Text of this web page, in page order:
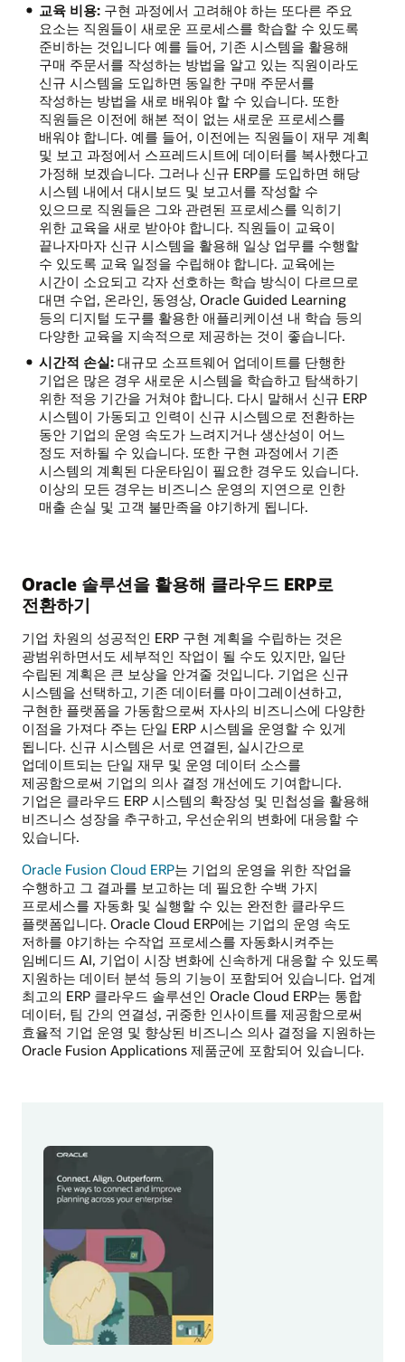
교육 비용:구현 과정에서 고려해야 하는 또다른 주요
요소는 직원들이 새로운 프로세스를 학습할 수 있도록
준비하는 것입니다 예를 들어, 기존 시스템을 활용해
구매 주문서를 작성하는 방법을 알고 있는 직원이라도
신규 시스템을 도입하면 동일한 구매 주문서를
작성하는 방법을 새로 배워야 할 수 있습니다. 또한
직원들은 이전에 해본 적이 없는 새로운 프로세스를
배워야 합니다. 예를 들어, 이전에는 직원들이 재무 계획
및 보고 과정에서 스프레드시트에 데이터를 복사했다고
가정해 보겠습니다. 그러나 신규 ERP를 도입하면 해당
시스템 내에서 대시보드 및 보고서를 작성할 수
있으므로 직원들은 그와 관련된 프로세스를 익히기
위한 교육을 새로 받아야 합니다. 직원들이 교육이
끝나자마자 신규 시스템을 활용해 일상 업무를 수행할
수 있도록 교육 일정을 수립해야 합니다. 교육에는
시간이 소요되고 각자 선호하는 학습 방식이 다르므로
대면 수업, 온라인, 동영상, Oracle Guided Learning
등의 디지털 도구를 활용한 애플리케이션 내 학습 등의
다양한 교육을 지속적으로 제공하는 것이 좋습니다.
시간적 손실:대규모 소프트웨어 업데이트를 단행한
기업은 많은 경우 새로운 시스템을 학습하고 탐색하기
위한 적응 기간을 거쳐야 합니다. 다시 말해서 신규 ERP
시스템이 가동되고 인력이 신규 시스템으로 전환하는
동안 기업의 운영 속도가 느려지거나 생산성이 어느
정도 저하될 수 있습니다. 또한 구현 과정에서 기존
시스템의 계획된 다운타임이 필요한 경우도 있습니다.
이상의 모든 경우는 비즈니스 운영의 지연으로 인한
매출 손실 및 고객 불만족을 야기하게 됩니다.
Oracle 솔루션을 활용해 클라우드 ERP로
전환하기
기업 차원의 성공적인 ERP 구현 계획을 수립하는 것은
광범위하면서도 세부적인 작업이 될 수도 있지만, 일단
수립된 계획은 큰 보상을 안겨줄 것입니다. 기업은 신규
시스템을 선택하고, 기존 데이터를 마이그레이션하고,
구현한 플랫폼을 가동함으로써 자사의 비즈니스에 다양한
이점을 가져다 주는 단일 ERP 시스템을 운영할 수 있게
됩니다. 신규 시스템은 서로 연결된, 실시간으로
업데이트되는 단일 재무 및 운영 데이터 소스를
제공함으로써 기업의 의사 결정 개선에도 기여합니다.
기업은 클라우드 ERP 시스템의 확장성 및 민첩성을 활용해
비즈니스 성장을 추구하고, 우선순위의 변화에 대응할 수
있습니다.
Oracle Fusion Cloud ERP는 기업의 운영을 위한 작업을
수행하고 그 결과를 보고하는 데 필요한 수백 가지
프로세스를 자동화 및 실행할 수 있는 완전한 클라우드
플랫폼입니다. Oracle Cloud ERP에는 기업의 운영 속도
저하를 야기하는 수작업 프로세스를 자동화시켜주는
임베디드 AI, 기업이 시장 변화에 신속하게 대응할 수 있도록
지원하는 데이터 분석 등의 기능이 포함되어 있습니다. 업계
최고의 ERP 클라우드 솔루션인 Oracle Cloud ERP는 통합
데이터, 팀 간의 연결성, 귀중한 인사이트를 제공함으로써
효율적 기업 운영 및 향상된 비즈니스 의사 결정을 지원하는
Oracle Fusion Applications 제품군에 포함되어 있습니다.